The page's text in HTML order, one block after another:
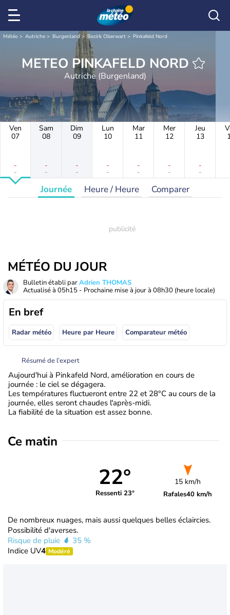
Météo Autriche Burgenland Bezirk Oberwart Pinkafeld Nord
METEO PINKAFELD NORD
Autriche (Burgenland)
Ven
07
-
-
Sam
08
-
-
Dim
09
-
-
Lun
10
-
-
Mar
11
-
-
Mer
12
-
-
Jeu
13
-
-
Journée Heure / Heure Comparer
MÉTÉO DU JOUR
Bulletin établi parAdrien THOMAS
Actualisé à 05h15 - Prochaine mise à jour à 08h30 (heure locale)
En bref
Radar météo Heure par Heure Comparateur météo
Résumé de l’expert
Aujourd'hui à Pinkafeld Nord, amélioration en cours de
journée : le ciel se dégagera.
Les températures fluctueront entre 22 et 28°C au cours de la
journée, elles seront chaudes l'après-midi.
La fiabilité de la situation est assez bonne.
Ce matin
22°
Ressenti 23°
15 km/h
Rafales40 km/h
De nombreux nuages, mais aussi quelques belles éclaircies.
Possibilité d'averses.
Risque de pluie
35 %
Indice UV4 Modéré